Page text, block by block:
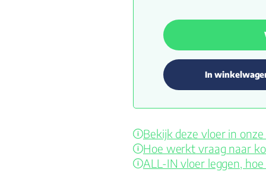
In
Bekijk deze vloer in
Hoe werkt vraag naar
ALL-IN vloer leggen,